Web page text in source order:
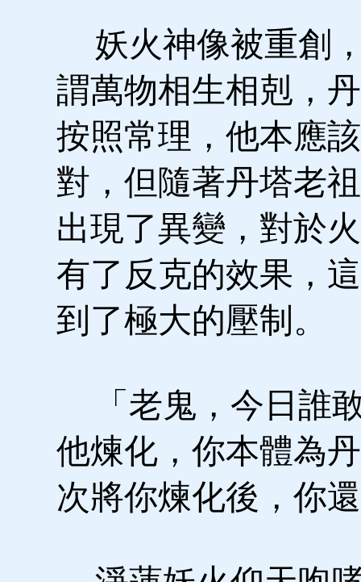
妖火神像被重創
謂萬物相生相剋，
按照常理，他本應
對，但隨著丹塔老
出現了異變，對於
有了反克的效果，
到了極大的壓制。
「老鬼，今日誰
他煉化，你本體為
次將你煉化後，你